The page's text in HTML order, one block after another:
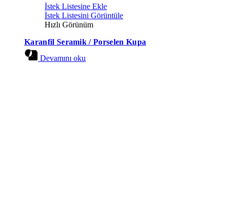
İstek Listesine Ekle
İstek Listesini Görüntüle
Hızlı Görünüm
Karanfil Seramik / Porselen Kupa
Devamını oku